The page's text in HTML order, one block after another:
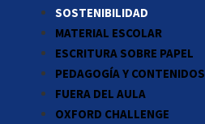
SOSTENIBILIDAD
MATERIAL ESCOLAR
ESCRITURA SOBRE PAPEL
PEDAGOGÍA Y CONTENIDOS
FUERA DEL AULA
OXFORD CHALLENGE